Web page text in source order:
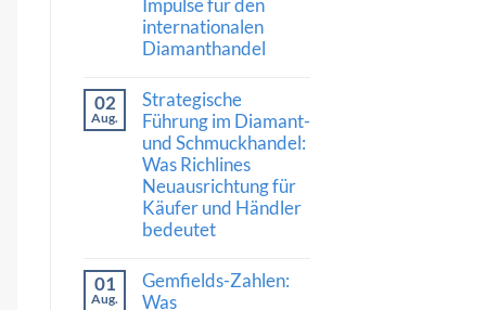
Chancen,
Risiken
und
die
Beratung
internationalen
Diamanthandel
zu
Qatar
Diamond
Exchange:
Neue
Impulse
für
den
internationalen
Diamanthandel
02
Aug.
Strategische
Führung im Diamant-
und Schmuckhandel:
Was Richlines
Neuausrichtung für
Käufer und Händler
bedeutet
zu
Strategische
01
Aug.
Gemfields-Zahlen:
Was